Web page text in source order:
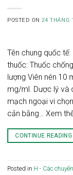
POSTED ON 24 THÁNG
Tên chung quốc
thuốc: Thuốc
lượng Viên nén 10
mg/ml. Dược lý và
mạch ngoại vi
cản bằng… Xem
CONTINUE READING
Posted in H - Các